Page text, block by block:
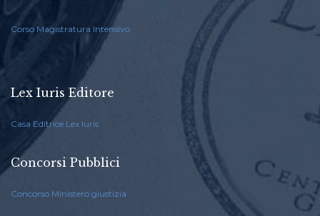
Corso Magistratura Intensivo
Lex Iuris Editore
Casa Editrice Lex Iuris
Concorsi Pubblici
Concorso Ministero giustizia